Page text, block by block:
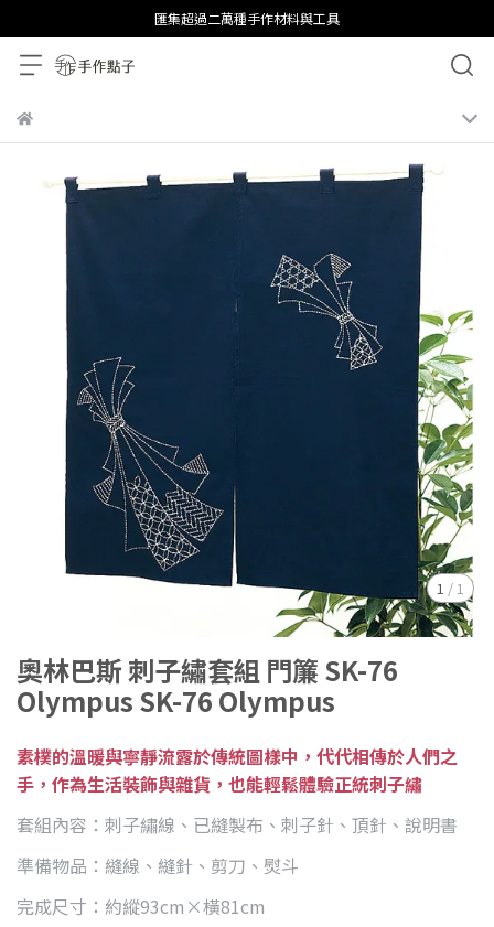
匯集超過二萬種手作材料與工具
1 / 1
奧林巴斯 刺子繡套組 門簾 SK-76
Olympus SK-76 Olympus
素樸的溫暖與寧靜流露於傳統圖樣中，代代相傳於人們之
手，作為生活裝飾與雜貨，也能輕鬆體驗正統刺子繡
套組內容：刺子繡線、已縫製布、刺子針、頂針、說明書
準備物品：縫線、縫針、剪刀、熨斗
完成尺寸：約縱93cm×橫81cm